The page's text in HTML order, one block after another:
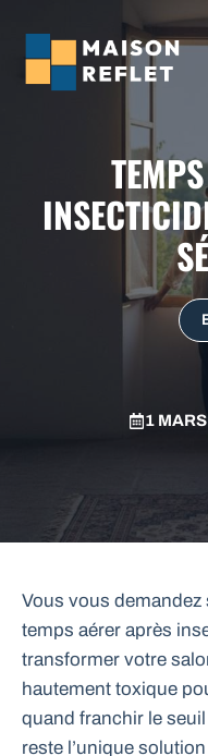
contenu
1
Vous vous
temps aérer après
transformer votre
hautement toxique
quand franchir le
reste l’unique